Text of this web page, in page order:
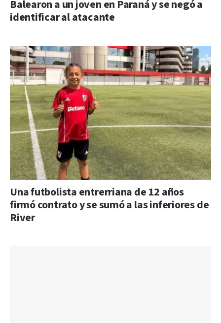
Balearon a un joven en Paraná y se negó a
identificar al atacante
Una futbolista entrerriana de 12 años
firmó contrato y se sumó a las inferiores de
River